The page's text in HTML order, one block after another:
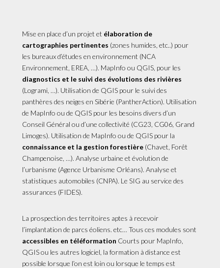
Mise en place d’un projet et élaboration de
cartographies pertinentes (zones humides, etc..) pour
les bureaux d’études en environnement (NCA
Environnement, EREA, …). MapInfo ou QGIS, pour les
diagnostics et le suivi des évolutions des rivières
(Logrami, …). Utilisation de QGIS pour le suivi des
panthères des neiges en Sibérie (PantherAction). Utilisation
de MapInfo ou de QGIS pour les besoins divers d’un
Conseil Général ou d’une collectivité (CG23, CG06, Grand
Limoges). Utilisation de MapInfo ou de QGIS pour la
connaissance et la gestion forestière(Chavet, Forêt
Champenoise, …). Analyse urbaine et évolution de
l’urbanisme (Agence Urbanisme Orléans). Analyse et
statistiques automobiles (CNPA). Le SIG au service des
assurances (FIDES).
La prospection des territoires aptes à recevoir
l’implantation de parcs éoliens. etc… Tous ces modules sont
accessibles en téléformation Courts pour MapInfo,
QGIS ou les autres logiciel, la formation à distance est
possible lorsque l’on est loin ou lorsque le temps est